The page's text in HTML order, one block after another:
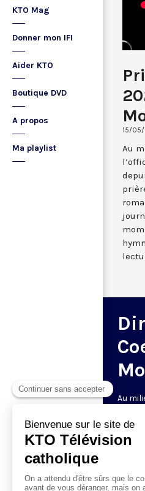
KTO Mag
Donner mon IFI
Aider KTO
Boutique DVD
A propos
Ma playlist
15/
Au
Au
est
du
de la
notre